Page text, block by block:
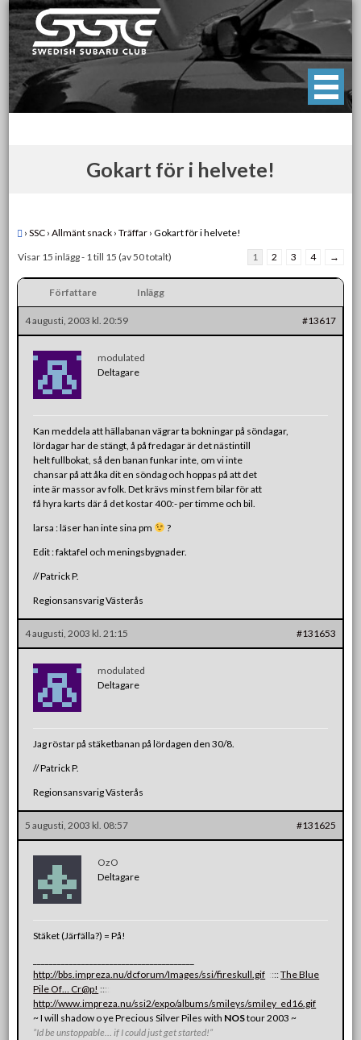
Skip
to
content
Swedish Subaru Club
För oss som älskar Subaru!
Gokart för i helvete!
› SSC › Allmänt snack › Träffar › Gokart för i helvete!
Visar 15 inlägg - 1 till 15 (av 50 totalt)
1 2 3 4 →
Författare Inlägg
4 augusti, 2003 kl. 20:59 #13617
modulated
Deltagare
Kan meddela att hällabanan vägrar ta bokningar på söndagar,
lördagar har de stängt, å på fredagar är det nästintill
helt fullbokat, så den banan funkar inte, om vi inte
chansar på att åka dit en söndag och hoppas på att det
inte är massor av folk. Det krävs minst fem bilar för att
få hyra karts där å det kostar 400:- per timme och bil.
larsa : läser han inte sina pm
?
Edit : faktafel och meningsbygnader.
// Patrick P.
Regionsansvarig Västerås
4 augusti, 2003 kl. 21:15 #131653
modulated
Deltagare
Jag röstar på stäketbanan på lördagen den 30/8.
// Patrick P.
Regionsansvarig Västerås
5 augusti, 2003 kl. 08:57 #131625
OzO
Deltagare
Stäket (Järfälla?) = På!
http://bbs.impreza.nu/dcforum/Images/ssi/fireskull.gif ::::The Blue
Pile Of… Cr@p! ::::
http://www.impreza.nu/ssi2/expo/albums/smileys/smiley_ed16.gif
~ I will shadow o ye Precious Silver Piles with NOStour 2003 ~
”Id be unstoppable… if I could just get started!”